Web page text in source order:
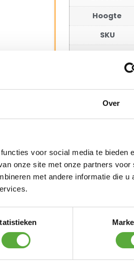
Over
voor social media te bieden
onze site met onze partners voor
met andere informatie die u
Hoogte
SKU
Protector